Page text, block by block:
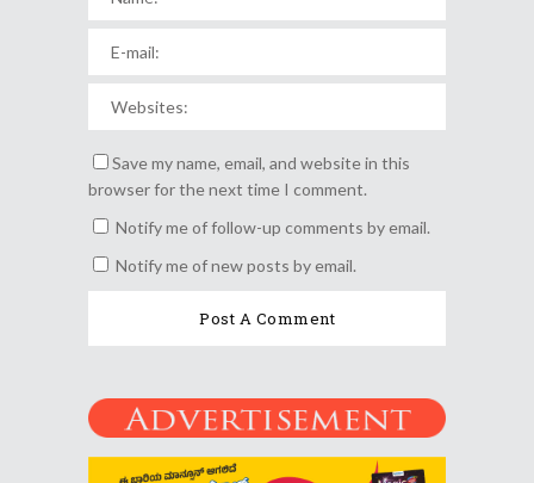
Save my name, email, and website in this
browser for the next time I comment.
Notify me of follow-up comments by email.
Notify me of new posts by email.